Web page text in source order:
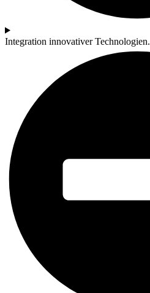
Integration innovativer Technologien.